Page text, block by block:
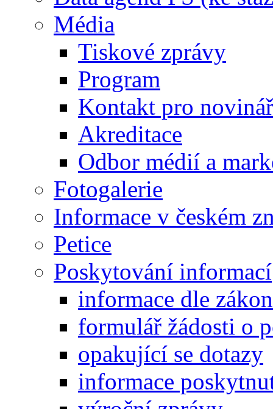
Média
Tiskové zprávy
Program
Kontakt pro
Akreditace
Odbor médií a
Fotogalerie
Informace v českém
Petice
Poskytování informací
informace dle
formulář žádosti o
opakující se dotazy
informace